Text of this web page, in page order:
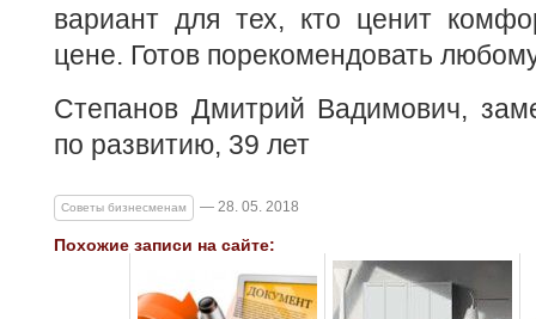
вариант для тех, кто ценит
цене. Готов порекомендовать
Степанов Дмитрий Вадимович,
по развитию, 39 лет
Советы бизнесменам — 28. 05. 2018
Похожие записи на сайте: